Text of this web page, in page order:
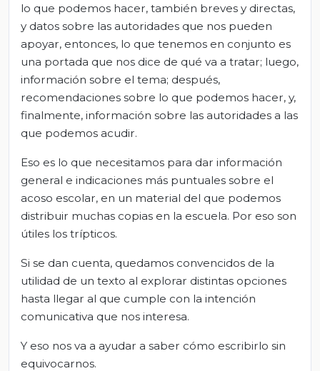
lo que podemos hacer, también breves y directas,
y datos sobre las autoridades que nos pueden
apoyar, entonces, lo que tenemos en conjunto es
una portada que nos dice de qué va a tratar; luego,
información sobre el tema; después,
recomendaciones sobre lo que podemos hacer, y,
finalmente, información sobre las autoridades a las
que podemos acudir.
Eso es lo que necesitamos para dar información
general e indicaciones más puntuales sobre el
acoso escolar, en un material del que podemos
distribuir muchas copias en la escuela. Por eso son
útiles los trípticos.
Si se dan cuenta, quedamos convencidos de la
utilidad de un texto al explorar distintas opciones
hasta llegar al que cumple con la intención
comunicativa que nos interesa.
Y eso nos va a ayudar a saber cómo escribirlo sin
equivocarnos.